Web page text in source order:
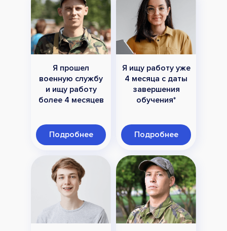
Я прошел
военную службу
и ищу работу
более 4 месяцев
Подробнее
Я ищу работу уже
4 месяца с даты
завершения
обучения*
Подробнее